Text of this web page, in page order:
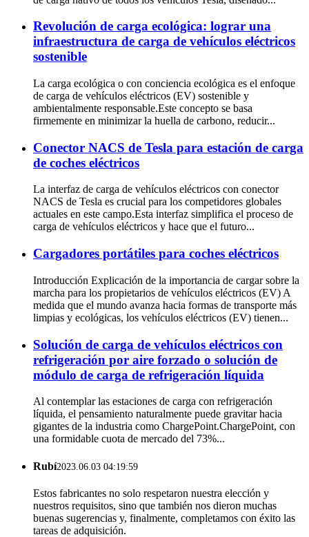
Revolución de carga ecológica: lograr una
infraestructura de carga de vehículos eléctricos
sostenible
La carga ecológica o con conciencia ecológica es el enfoque
de carga de vehículos eléctricos (EV) sostenible y
ambientalmente responsable.Este concepto se basa
firmemente en minimizar la huella de carbono, reducir...
Conector NACS de Tesla para estación de carga
de coches eléctricos
La interfaz de carga de vehículos eléctricos con conector
NACS de Tesla es crucial para los competidores globales
actuales en este campo.Esta interfaz simplifica el proceso de
carga de vehículos eléctricos y hace que el futuro...
Cargadores portátiles para coches eléctricos
Introducción Explicación de la importancia de cargar sobre la
marcha para los propietarios de vehículos eléctricos (EV) A
medida que el mundo avanza hacia formas de transporte más
limpias y ecológicas, los vehículos eléctricos (EV) tienen...
Solución de carga de vehículos eléctricos con
refrigeración por aire forzado o solución de
módulo de carga de refrigeración líquida
Al contemplar las estaciones de carga con refrigeración
líquida, el pensamiento naturalmente puede gravitar hacia
gigantes de la industria como ChargePoint.ChargePoint, con
una formidable cuota de mercado del 73%...
Rubí2023.06.03 04:19:59
Estos fabricantes no solo respetaron nuestra elección y
nuestros requisitos, sino que también nos dieron muchas
buenas sugerencias y, finalmente, completamos con éxito las
tareas de adquisición.